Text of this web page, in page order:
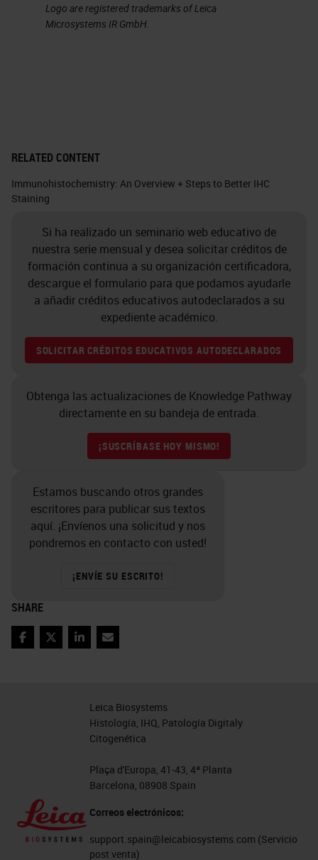
Logo are registered trademarks of Leica
Microsystems IR GmbH.
RELATED CONTENT
Immunohistochemistry: An Overview + Steps to Better IHC
Staining
Si ha realizado un seminario web educativo de
nuestra serie mensual y desea solicitar créditos de
formación continua a su organización certificadora,
descargue el formulario para que podamos ayudarle
a añadir créditos educativos autodeclarados a su
expediente académico.
SOLICITAR CRÉDITOS EDUCATIVOS AUTODECLARADOS
Obtenga las actualizaciones de Knowledge Pathway
directamente en su bandeja de entrada.
¡SUSCRÍBASE HOY MISMO!
Estamos buscando otros grandes
escritores para publicar sus textos
aquí. ¡Envíenos una solicitud y nos
pondremos en contacto con usted!
¡ENVÍE SU ESCRITO!
SHARE
Facebook
TwitterLinkedIn
Email
Leica Biosystems
Histología, IHQ, Patología Digitaly
Citogenética
Plaça d'Europa, 41-43, 4ª Planta
Barcelona, 08908 Spain
Correos electrónicos:
support.spain@leicabiosystems.com (Servicio
post venta)